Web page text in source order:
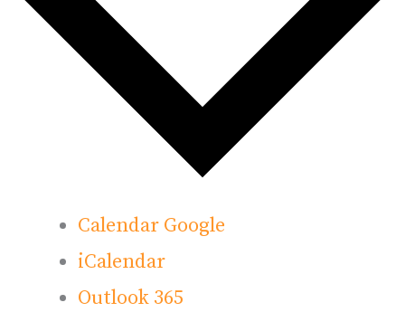
Calendar Google
iCalendar
Outlook 365